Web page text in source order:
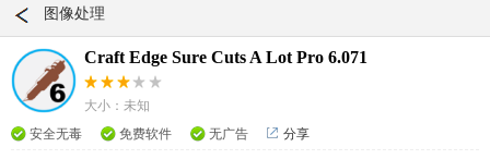
图像处理
Craft Edge Sure Cuts A Lot Pro 6.071
大小：未知
安全无毒
免费软件 无广告 分享